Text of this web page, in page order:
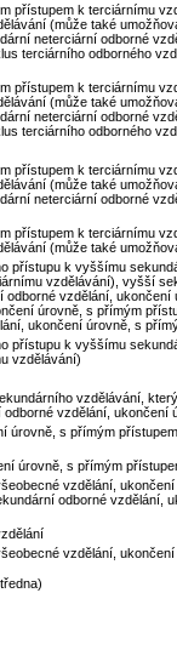
přístupem k terciárnímu
(může také
neterciární odborné
terciárního odborného
přístupem k terciárnímu
(může také
neterciární odborné
terciárního odborného
přístupem k terciárnímu
(může také
neterciární odborné
přístupem k terciárnímu
(může také
přístupu k vyššímu
vzdělávání), vyšší
vzdělání,
úrovně, s přímým
ukončení úrovně, s
přístupu k vyššímu
vzdělávání)
vzdělávání,
vzdělání,
úrovně, s přímým
úrovně, s přímým
vzdělání,
odborné vzdělání,
vzdělání,